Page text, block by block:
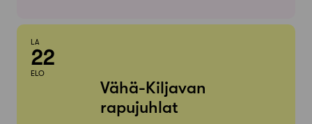
LA
22
ELO
Vähä-Kiljavan
rapujuhlat